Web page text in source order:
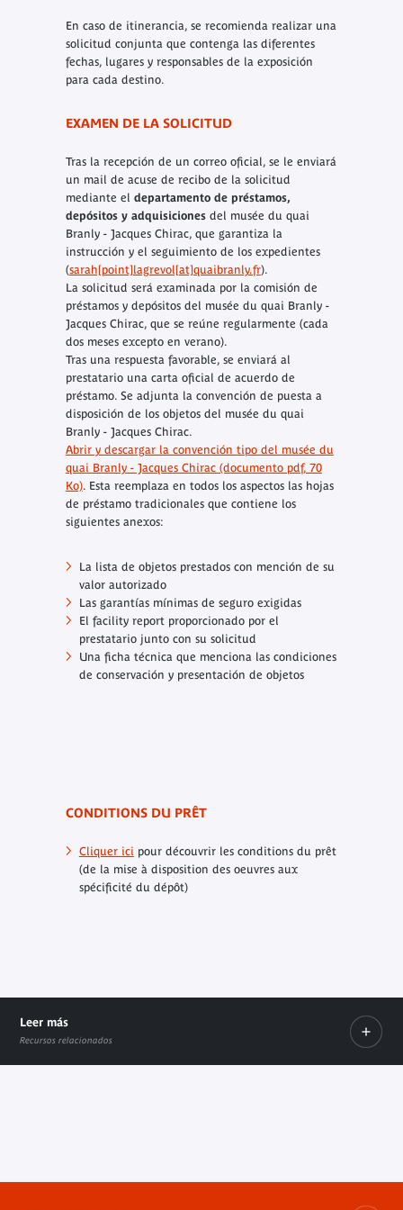
En caso de itinerancia, se recomienda realizar una
solicitud conjunta que contenga las diferentes
fechas, lugares y responsables de la exposición
para cada destino.
EXAMEN DE LA SOLICITUD
Tras la recepción de un correo oficial, se le enviará
un mail de acuse de recibo de la solicitud
mediante el departamento de préstamos,
depósitos y adquisicionesdel musée du quai
Branly - Jacques Chirac, que garantiza la
instrucción y el seguimiento de los expedientes
(sarah[point]lagrevol[at]quaibranly.fr).
La solicitud será examinada por la comisión de
préstamos y depósitos del musée du quai Branly -
Jacques Chirac, que se reúne regularmente (cada
dos meses excepto en verano).
Tras una respuesta favorable, se enviará al
prestatario una carta oficial de acuerdo de
préstamo. Se adjunta la convención de puesta a
disposición de los objetos del musée du quai
Branly - Jacques Chirac.
Abrir y descargar la convención tipo del musée du
quai Branly - Jacques Chirac (documento pdf, 70
Ko). Esta reemplaza en todos los aspectos las hojas
de préstamo tradicionales que contiene los
siguientes anexos:
La lista de objetos prestados con mención de su
valor autorizado
Las garantías mínimas de seguro exigidas
El facility report proporcionado por el
prestatario junto con su solicitud
Una ficha técnica que menciona las condiciones
de conservación y presentación de objetos
CONDITIONS DU PRÊT
Cliquer ici pour découvrir les conditions du prêt
(de la mise à disposition des oeuvres aux
spécificité du dépôt)
Leer más
Recursos relacionados